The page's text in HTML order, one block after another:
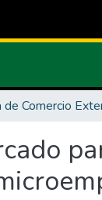
de Comercio